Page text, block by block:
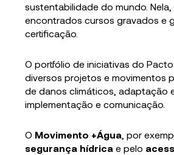
sustentabilidade do mundo. Nela,
encontrados cursos gravados e
certificação.
O portfólio de iniciativas do
diversos projetos e movimentos
de danos climáticos, adaptação
implementação e comunicação.
O Movimento +Água , por
segurança hídrica e pelo